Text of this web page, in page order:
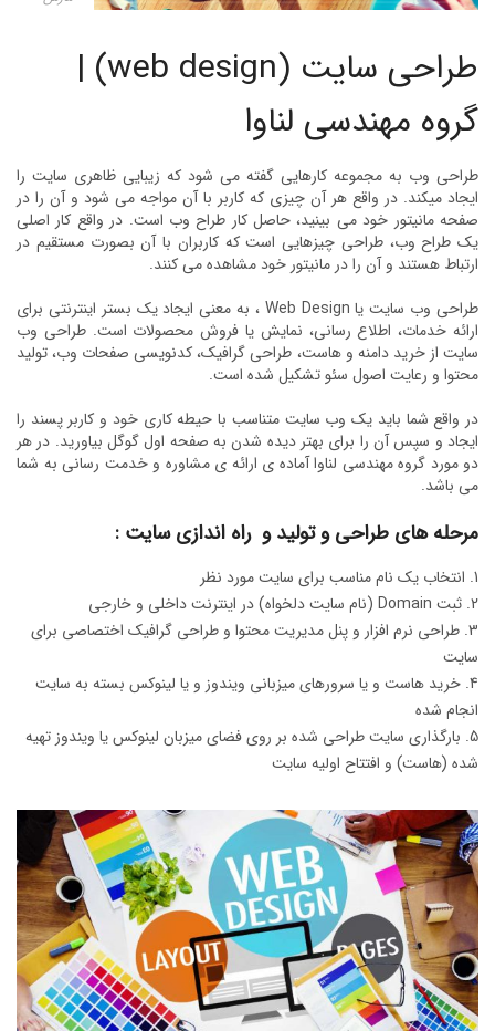
طراحی سایت (web design) |
گروه مهندسی لناوا
طراحی وب به مجموعه کارهایی گفته می شود که زیبایی ظاهری سایت را
ایجاد میکند. در واقع هر آن چیزی که کاربر با آن مواجه می شود و آن ‌را در
صفحه مانیتور خود می بینید، حاصل کار طراح وب است. در واقع کار اصلی
یک طراح وب، طراحی چیزهایی است که کاربران با آن بصورت مستقیم در
ارتباط هستند و آن‌ را در مانیتور خود مشاهده می کنند.
طراحی وب سایت یا Web Design ، به معنی ایجاد یک بستر اینترنتی برای
ارائه خدمات، اطلاع رسانی، نمایش یا فروش محصولات است. طراحی وب
سایت از خرید دامنه و هاست، طراحی گرافیک، کدنویسی صفحات وب، تولید
محتوا و رعایت اصول سئو تشکیل شده است.
در واقع شما باید یک وب سایت متناسب با حیطه کاری خود و کاربر پسند را
ایجاد و سپس آن را برای بهتر دیده شدن به صفحه اول گوگل بیاورید. در هر
دو مورد گروه مهندسی لناوا آماده ی ارائه ی مشاوره و خدمت رسانی به شما
می باشد.
مرحله های طراحی و تولید و راه اندازی سایت :
انتخاب یک نام مناسب برای سایت مورد نظر
ثبت Domain (نام سایت دلخواه) در اینترنت داخلی و خارجی
طراحی نرم افزار و پنل مدیریت محتوا و طراحی گرافیک اختصاصی برای
سایت
خرید هاست و یا سرورهای میزبانی ویندوز و یا لینوکس بسته به سایت
انجام شده
بارگذاری سایت طراحی شده بر روی فضای میزبان لینوکس یا ویندوز تهیه
شده (هاست) و افتتاح اولیه سایت